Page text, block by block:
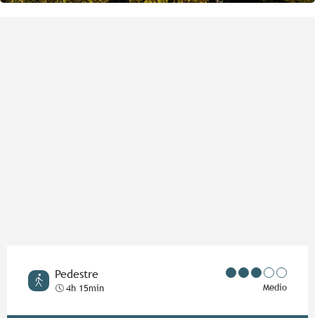
Pedestre
4h 15min Medio